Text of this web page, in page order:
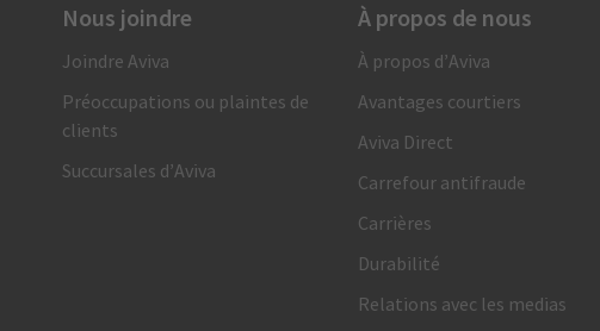
Nous sommes là en cas de besoin
1 866 692-8482
Appelez-nous et recevez de l’un de nos conseillers en
indemnisation un soutien et un service rapides, fiables
et personnalisés. Vous pouvez également présenter votre
Nous joindre
Joindre Aviva
Préoccupations ou plaintes de
clients
Succursales d’Aviva
À propos de nous
À propos d’Aviva
Avantages courtiers
Aviva Direct
Carrefour antifraude
Carrières
Durabilité
Relations avec les medias